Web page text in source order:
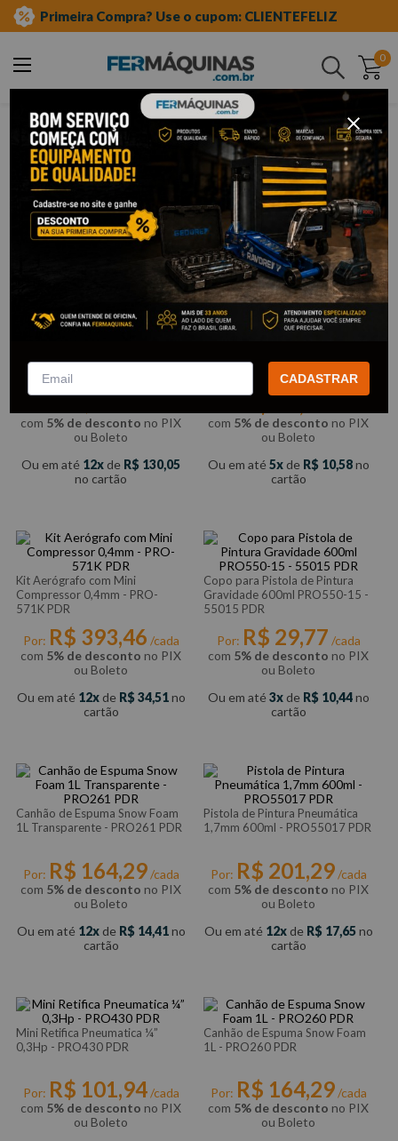
Primeira Compra? Use o cupom: CLIENTEFELIZ
0
Buscar
pdr
PDR
Filtrar
Chave de Impacto a Bateria 1/2
PRO-B630 PDR
Por:R$1.482,61
com 5% de desconto no PIX
ou Boleto
Ou em até 12 de R$ 130,05
no cartão
Gravidade 600ml Preto
PRO550-15P - 550-15P PDR
R$50,26
com 5% de desconto no PIX
ou Boleto
Ou em até 5 de R$ 10,58no
cartão
Kit Aerógrafo com Mini
Compressor 0,4mm - PRO-
571K PDR
Por: R$ 393,46 /cada
com 5% de desconto no PIX
ou Boleto
Ou em até 12 de R$ 34,51no
cartão
Copo para Pistola de Pintura
Gravidade 600ml PRO550-15 -
55015 PDR
Por: R$ 29,77 /cada
com 5% de desconto no PIX
ou Boleto
Ou em até 3 de R$ 10,44no
cartão
Canhão de Espuma Snow Foam
1L Transparente - PRO261 PDR
Por: R$ 164,29/cada
com 5% de desconto no PIX
ou Boleto
Ou em até 12 de R$ 14,41no
cartão
Pistola de Pintura Pneumática
1,7mm 600ml - PRO55017 PDR
Por: R$ 201,29/cada
com 5% de desconto no PIX
ou Boleto
Ou em até 12 de R$ 17,65no
cartão
Mini Retifica Pneumatica ¼”
0,3Hp - PRO430 PDR
Por: R$ 101,94/cada
com 5% de desconto no PIX
ou Boleto
Canhão de Espuma Snow Foam
1L - PRO260 PDR
Por: R$ 164,29/cada
com 5% de desconto no PIX
ou Boleto
CADASTRAR